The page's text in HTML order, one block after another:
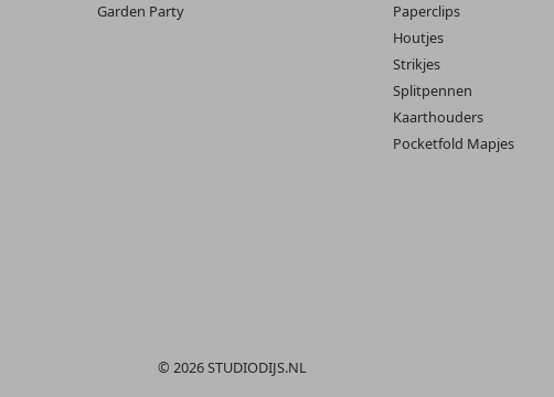
Garden Party
Paperclips
Houtjes
Strikjes
Splitpennen
Kaarthouders
Pocketfold Mapjes
© 2026 STUDIODIJS.NL